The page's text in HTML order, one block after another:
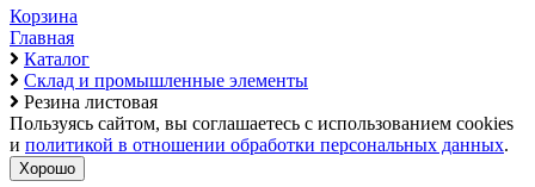
Корзина
Главная
Каталог
Склад и промышленные элементы
Резина листовая
Пользуясь сайтом, вы соглашаетесь с использованием cookies
и политикой в отношении обработки персональных данных.
Хорошо